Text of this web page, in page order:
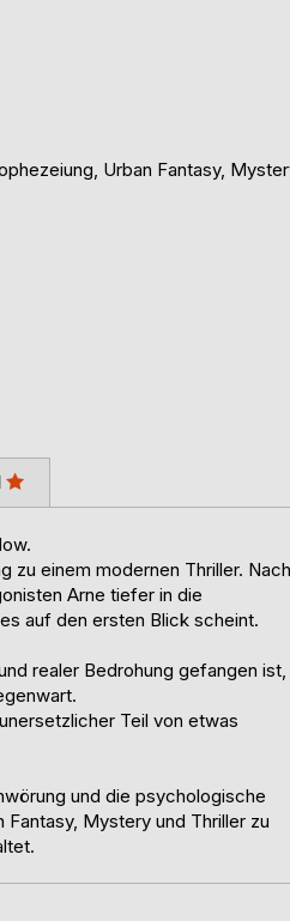
Urban Fantasy,
zu einem modernen Thriller. Nach
Arne tiefer in die
auf den ersten Blick scheint.
realer Bedrohung gefangen ist,
Teil von etwas
und die psychologische
Mystery und Thriller zu